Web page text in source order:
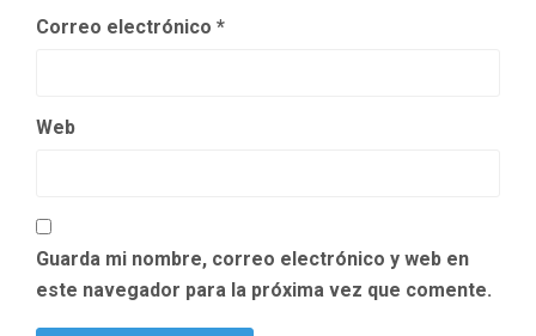
Correo electrónico *
Web
Guarda mi nombre, correo electrónico y web en
este navegador para la próxima vez que comente.